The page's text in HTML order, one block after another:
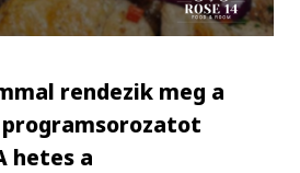
rendezik meg a
programsorozatot
hetes a